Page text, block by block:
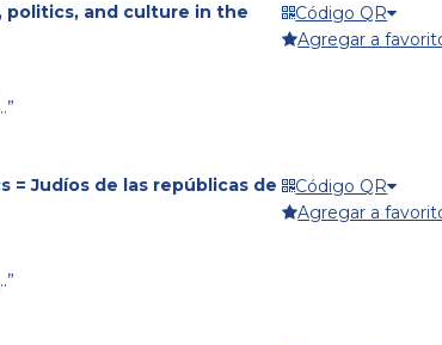
politics, and culture in the
Código QR
Agregar a
= Judíos de las repúblicas de
Código QR
Agregar a